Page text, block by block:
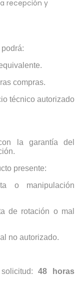
recepción y
compras.
técnico autorizado
la garantía del
presente:
o manipulación
de rotación o mal
no autorizado.
solicitud:48 horas